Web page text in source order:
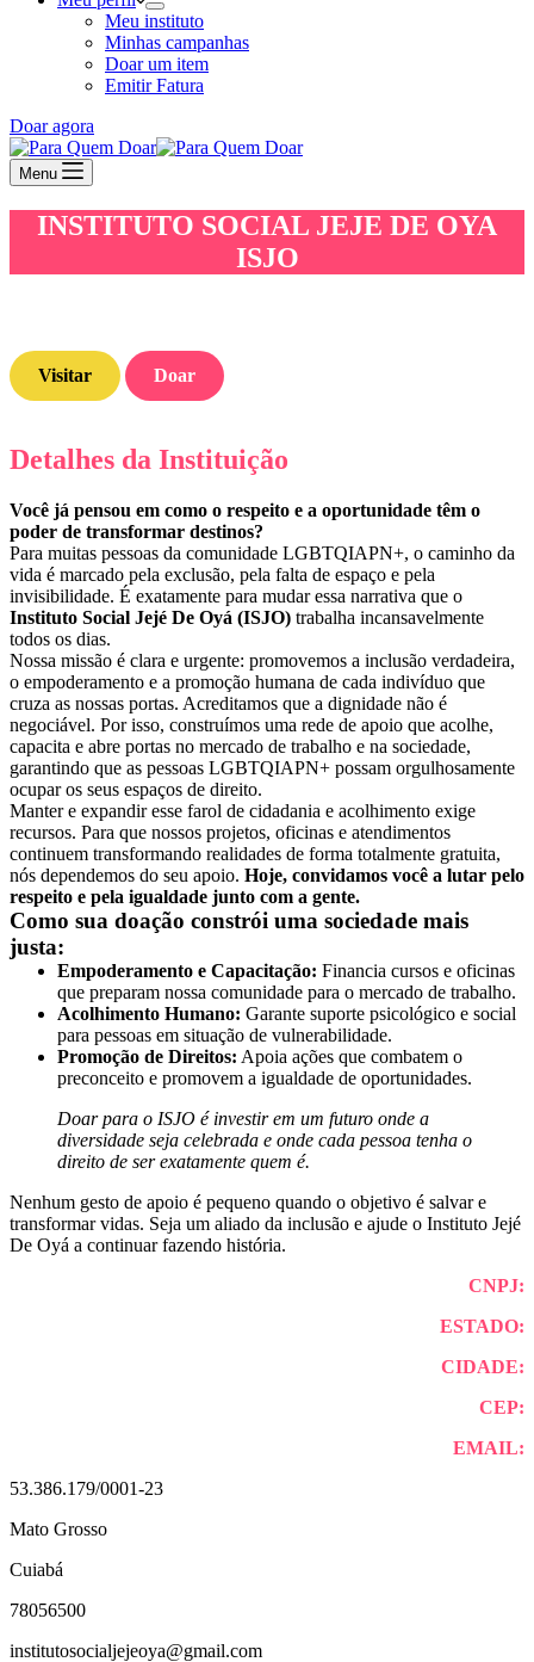
Meu instituto
Minhas campanhas
Doar um item
Emitir Fatura
Doar agora
Menu
INSTITUTO SOCIAL JEJE DE OYA
ISJO
Visitar Doar
Detalhes da Instituição
Você já pensou em como o respeito e a oportunidade têm o
poder de transformar destinos?
Para muitas pessoas da comunidade LGBTQIAPN+, o caminho da
vida é marcado pela exclusão, pela falta de espaço e pela
invisibilidade. É exatamente para mudar essa narrativa que o
Instituto Social Jejé De Oyá (ISJO) trabalha incansavelmente
todos os dias.
Nossa missão é clara e urgente: promovemos a inclusão verdadeira,
o empoderamento e a promoção humana de cada indivíduo que
cruza as nossas portas. Acreditamos que a dignidade não é
negociável. Por isso, construímos uma rede de apoio que acolhe,
capacita e abre portas no mercado de trabalho e na sociedade,
garantindo que as pessoas LGBTQIAPN+ possam orgulhosamente
ocupar os seus espaços de direito.
Manter e expandir esse farol de cidadania e acolhimento exige
recursos. Para que nossos projetos, oficinas e atendimentos
continuem transformando realidades de forma totalmente gratuita,
nós dependemos do seu apoio. Hoje, convidamos você a lutar pelo
respeito e pela igualdade junto com a gente.
Como sua doação constrói uma sociedade mais
justa:
Empoderamento e Capacitação: Financia cursos e oficinas
que preparam nossa comunidade para o mercado de trabalho.
Acolhimento Humano: Garante suporte psicológico e social
para pessoas em situação de vulnerabilidade.
Promoção de Direitos: Apoia ações que combatem o
preconceito e promovem a igualdade de oportunidades.
Doar para o ISJO é investir em um futuro onde a
diversidade seja celebrada e onde cada pessoa tenha o
direito de ser exatamente quem é.
Nenhum gesto de apoio é pequeno quando o objetivo é salvar e
transformar vidas. Seja um aliado da inclusão e ajude o Instituto Jejé
De Oyá a continuar fazendo história.
CNPJ:
ESTADO:
CIDADE:
CEP:
EMAIL:
53.386.179/0001-23
Mato Grosso
Cuiabá
78056500
institutosocialjejeoya@gmail.com